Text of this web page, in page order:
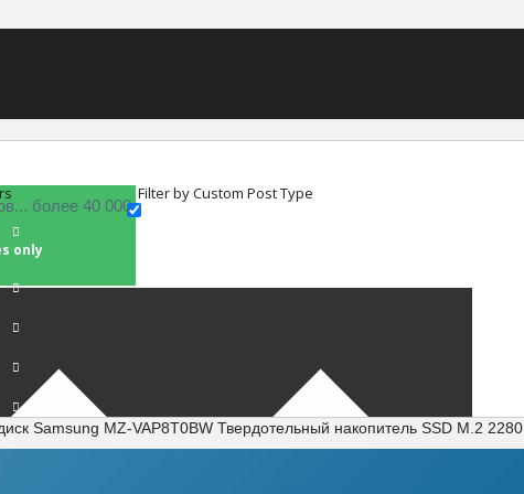
only
Filter by Custom Post Type
Samsung MZ-VAP8T0BW Твердотельный накопитель SSD M.2 2280